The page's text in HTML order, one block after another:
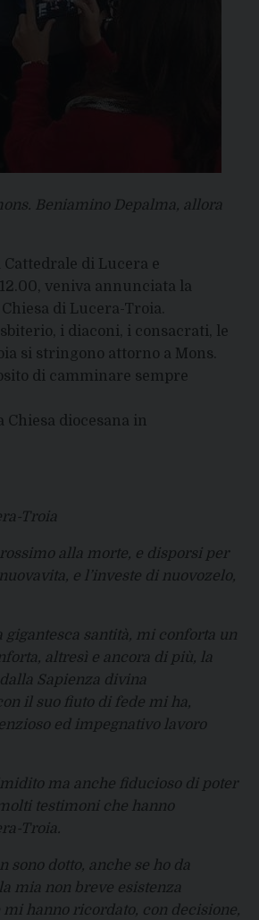
Beniamino Depalma, allora
di Lucera e
veniva annunciata la
di Lucera-Troia.
i diaconi, i consacrati, le
si stringono attorno a Mons.
di camminare sempre
diocesana in
Troia
alla morte, e disporsi per
e l’investe di nuovozelo,
santità, mi conforta un
altresì e ancora di più, la
Sapienza divina
il suo fiuto di fede mi ha,
ed impegnativo lavoro
ma anche fiducioso di poter
testimoni che hanno
Troia.
sono dotto, anche se ho da
mia non breve esistenza
hanno ricordato, con decisione,